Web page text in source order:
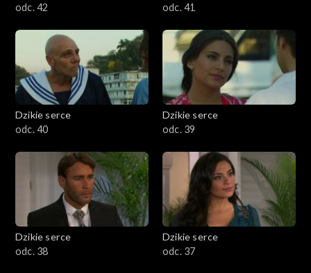
odc. 42
odc. 41
Dzikie serce
odc. 40
Dzikie serce
odc. 39
Dzikie serce
odc. 38
Dzikie serce
odc. 37